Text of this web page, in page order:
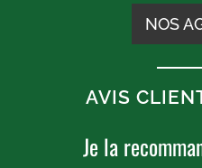
NOS
AVIS
Je la